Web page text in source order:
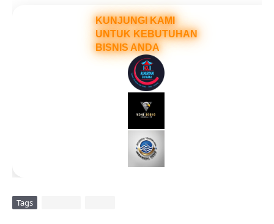
KUNJUNGI KAMI
UNTUK KEBUTUHAN
BISNIS ANDA
Tags